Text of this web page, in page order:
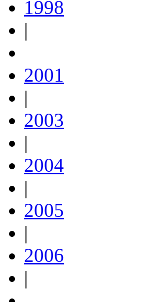
1998
|
2001
|
2003
|
2004
|
2005
|
2006
|